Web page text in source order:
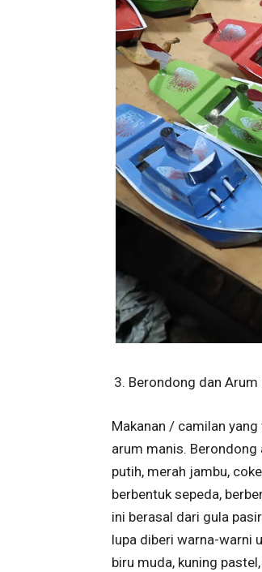
Berondong dan Arum
Makanan / camilan
arum manis.
putih, merah jambu,
berbentuk sepeda,
ini berasal dari gula
lupa diberi warna-warni
biru muda, kuning